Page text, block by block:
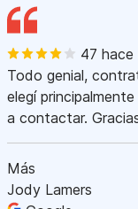
47 hace
Todo genial,
elegí
a contactar.
Más
Jody Lamers